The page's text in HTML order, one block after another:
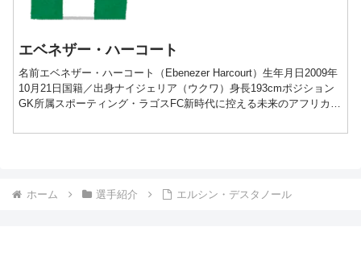
エベネザー・ハーコート
名前エベネザー・ハーコート（Ebenezer Harcourt）生年月日2009年
10月21日国籍／出身ナイジェリア（ウクワ）身長193cmポジション
GK所属スポーティング・ラゴスFC新時代に控える未来のアフリカ
ホーム 選手紹介 エルシン・デスタノール